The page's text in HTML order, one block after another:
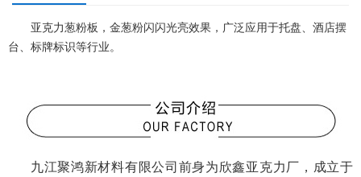
亚克力葱粉板，金葱粉闪闪光亮效果，广泛应用于托盘、酒店摆
台、标牌标识等行业。
九江聚鸿新材料有限公司前身为欣鑫亚克力厂，成立于